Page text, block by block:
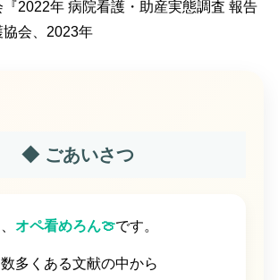
『2022年 病院看護・助産実態調査 報告
会、2023年
◆ ごあいさつ
オペ看めろん🍈です。
多くある文献の中から